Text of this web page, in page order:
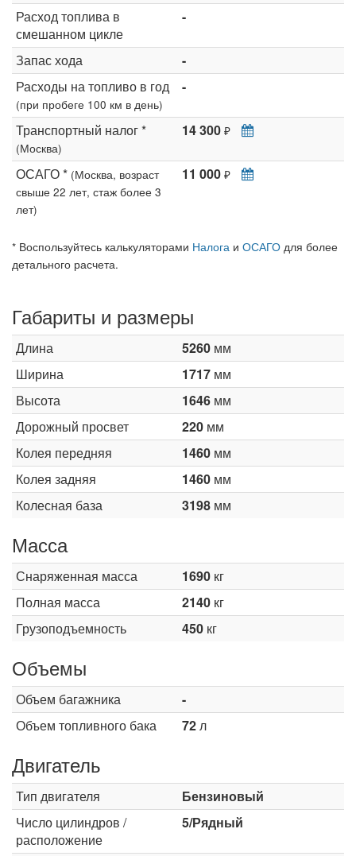
Расход топлива в
смешанном цикле
-
Запас хода
-
Расходы на топливо в год
(при пробеге 100 км в день)
-
Транспортный налог *
(Москва)
14 300 ₽
ОСАГО * (Москва, возраст
свыше 22 лет, стаж более 3
лет)
11 000 ₽
* Воспользуйтесь калькуляторами Налога и ОСАГО для более
детального расчета.
Габариты и размеры
Длина 5260 мм
Ширина
1717 мм
Высота
1646 мм
Дорожный просвет
220 мм
Колея передняя
1460 мм
Колея задняя
1460 мм
Колесная база
3198 мм
Масса
Снаряженная масса 1690 кг
Полная масса
2140 кг
Грузоподъемность
450 кг
Объемы
Объем багажника
-
Объем топливного бака
72л
Двигатель
Тип двигателя
Бензиновый
Число цилиндров /
расположение
5/Рядный